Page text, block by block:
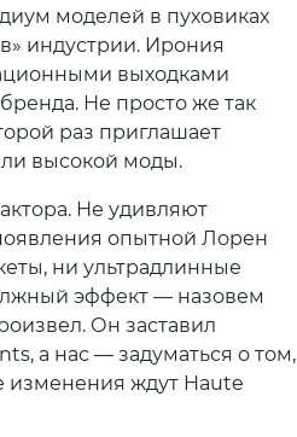
моделей в пуховиках
индустрии. Ирония
выходками
Не просто же так
раз приглашает
высокой моды.
Не удивляют
опытной Лорен
ни ультрадлинные
эффект — назовем
Он заставил
а нас — задуматься о том,
изменения ждут Haute